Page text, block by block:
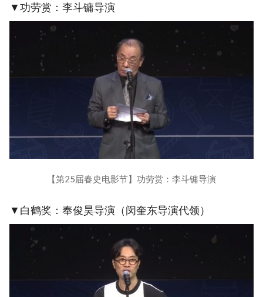
▼功劳赏：李斗镛导演
【第25届春史电影节】功劳赏：李斗镛导演
▼白鹤奖：奉俊昊导演（闵奎东导演代领）